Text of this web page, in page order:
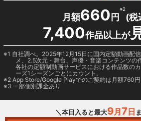
月額660 円
※2
(税
7,400作品以上が
1 自社調べ。2025年12月15日に国内定額動画配
メ、2.5次元・舞台、声優・音楽コンテンツの
各社の定額制動画サービスにおける作品数の
ーズ1シーズンごとにカウント。
2 App Store/Google Playでのご契約は月額760
3 一部個別課金あり
＼本日入ると最大9月 7 日